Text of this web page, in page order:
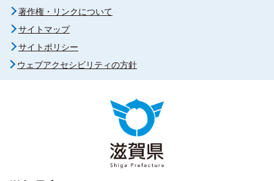
著作権・リンクについて
サイトマップ
サイトポリシー
ウェブアクセシビリティの方針